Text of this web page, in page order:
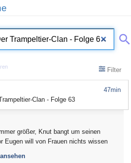
Filter
47min
Clan - Folge 63
größer, Knut bangt um seinen
Eugen will von Frauen nichts wissen